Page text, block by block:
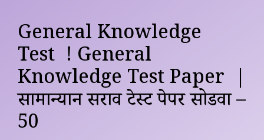
General Knowledge
Test ! General
Knowledge Test Paper |
सामान्यज्ञान सराव टेस्ट पेपर सोडवा –
50